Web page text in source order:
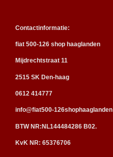
Contactinformatie:
fiat 500-126 shop haaglanden
Mijdrechtstraat 11
2515 SK Den-haag
0612 414777
info@fiat500-126shophaaglanden
BTW NR:NL144484286 B02.
KvK NR: 65376706